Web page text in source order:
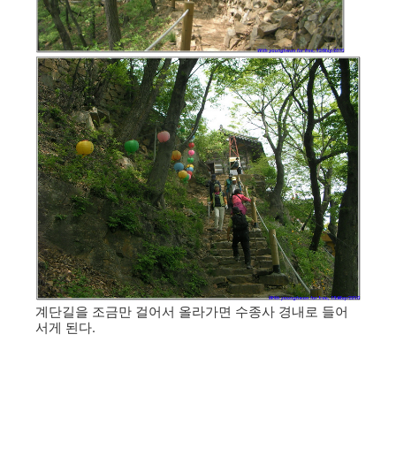
계단길을 조금만 걸어서 올라가면 수종사 경내로 들어
서게 된다.